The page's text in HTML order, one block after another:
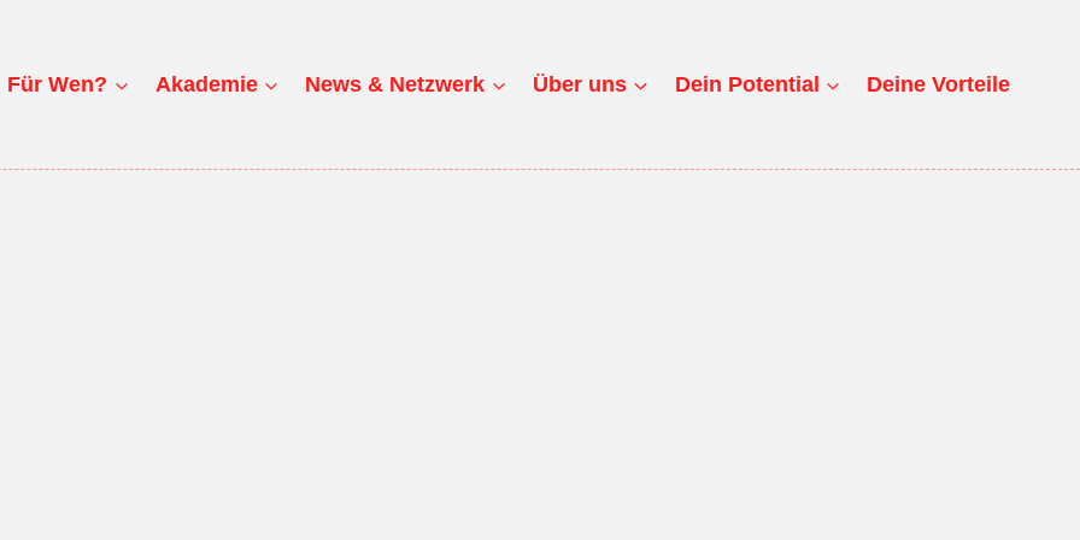
Für Wen? Akademie News & Netzwerk Über uns Dein Potential Deine Vorteile